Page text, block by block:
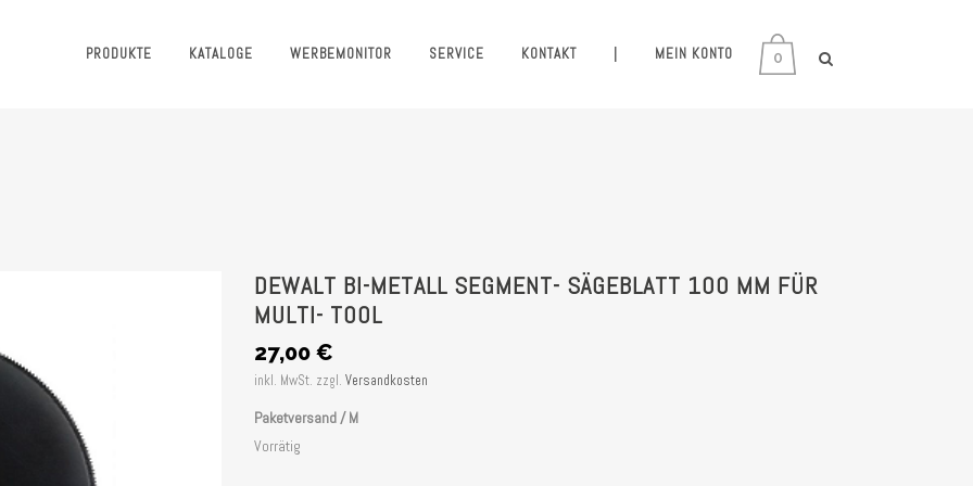
0
PRODUKTE KATALOGE WERBEMONITOR SERVICE KONTAKT MEIN KONTO
DEWALT BI-METALL SEGMENT- SÄGEBLATT 100 MM FÜR
MULTI- TOOL
27,00 €
inkl. MwSt. zzgl. Versandkosten
Paketversand / M
Vorrätig